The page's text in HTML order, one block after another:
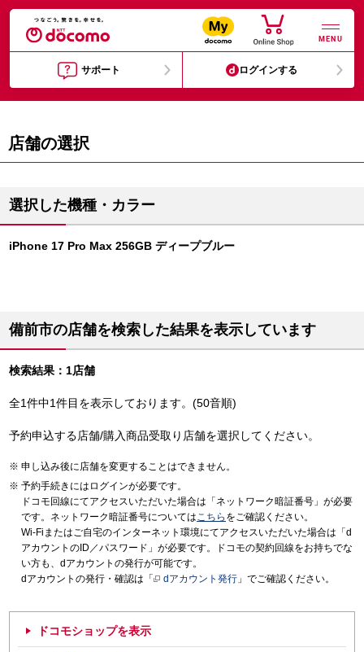
MENU
サポート ログインする
店舗の選択
選択した機種・カラー
iPhone 17 Pro Max 256GB ディープブルー
備前市の店舗を検索した結果を表示しています
検索結果：1店舗
全1件中1件目を表示しております。(50音順)
予約申込する店舗/購入商品受取り店舗を選択してください。
申し込み後に店舗を変更することはできません。
予約手続きにはログインが必要です。
ドコモ回線にてアクセスいただいた場合は「ネットワーク暗証番号」が必要
です。ネットワーク暗証番号についてはこちら をご確認ください。
Wi-Fiまたはご自宅のインターネット環境にてアクセスいただいた場合は「d
アカウントのID／パスワード」が必要です。ドコモの契約回線をお持ちでな
い方も、dアカウントの発行が可能です。
dアカウントの発行・確認は「
dアカウント発行 」でご確認ください。
ドコモショップを表示